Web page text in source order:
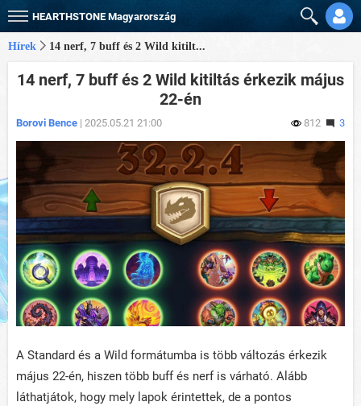
HEARTHSTONE Magyarország
Hírek 14 nerf, 7 buff és 2 Wild kitilt...
14 nerf, 7 buff és 2 Wild kitiltás érkezik május
22-én
Borovi Bence | 2025.05.21 21:00 812 3
A Standard és a Wild formátumba is több változás érkezik
május 22-én, hiszen több buff és nerf is várható. Alább
láthatjátok, hogy mely lapok érintettek, de a pontos